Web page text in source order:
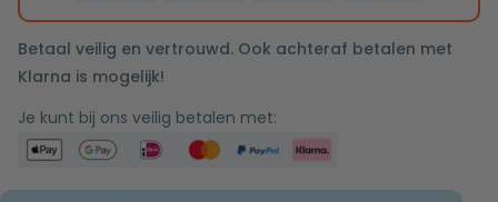
Betaal veilig en vertrouwd. Ook achteraf betalen met
Klarna is mogelijk!
Je kunt bij ons veilig betalen met: